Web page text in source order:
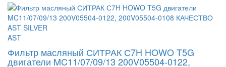
AST
Фильтр масляный СИТРАК С7H HOWO T5G
двигатели MC11/07/09/13 200V05504‑0122,